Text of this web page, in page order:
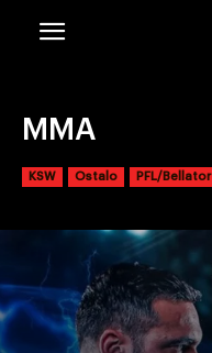
MMA
KSW Ostalo PFL/Bellator